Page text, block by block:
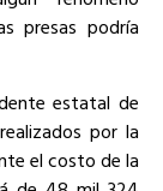
presas podría
estatal de
por la
el costo de la